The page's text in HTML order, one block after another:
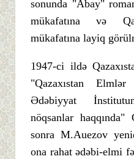
sonunda "Abay"
mükafatına və
mükafatına layiq
1947-ci ildə
"Qazaxıstan
Ədəbiyyat
nöqsanlar haqqında"
sonra M.Auezov
ona rahat ədəbi-elmi